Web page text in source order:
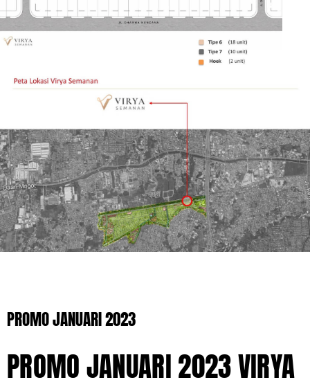
PROMO JANUARI 2023
PROMO JANUARI 2023 VIRYA